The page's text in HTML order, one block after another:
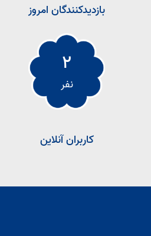
بازدیدکنندگان امروز
2
نفر
کاربران آنلاین